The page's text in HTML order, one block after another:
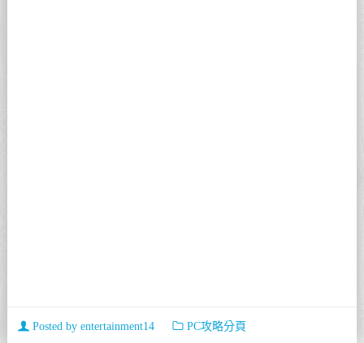
Posted by entertainment14 PC攻略分頁